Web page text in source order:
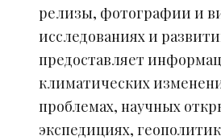
релизы, фотографии и
исследованиях и
предоставляет
климатических
проблемах, научных
экспедициях,